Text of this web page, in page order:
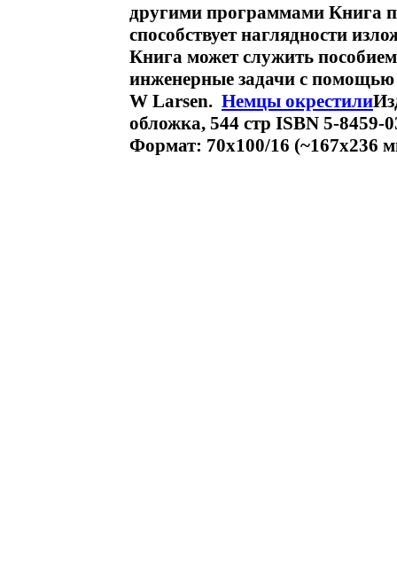
другими программами Книга
способствует наглядности
Книга может служить
инженерные задачи с
W Larsen. Немцы окрестили
обложка, 544 стр ISBN 5-8459-
Формат: 70x100/16 (~167x236